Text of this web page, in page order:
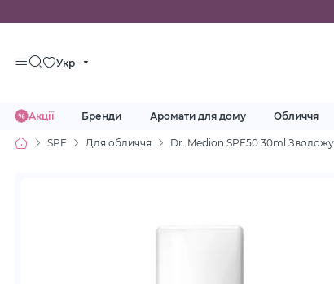
Укр
Акції Бренди Аромати для дому Обличчя
SPF Для обличчя Dr. Medion SPF50 30ml